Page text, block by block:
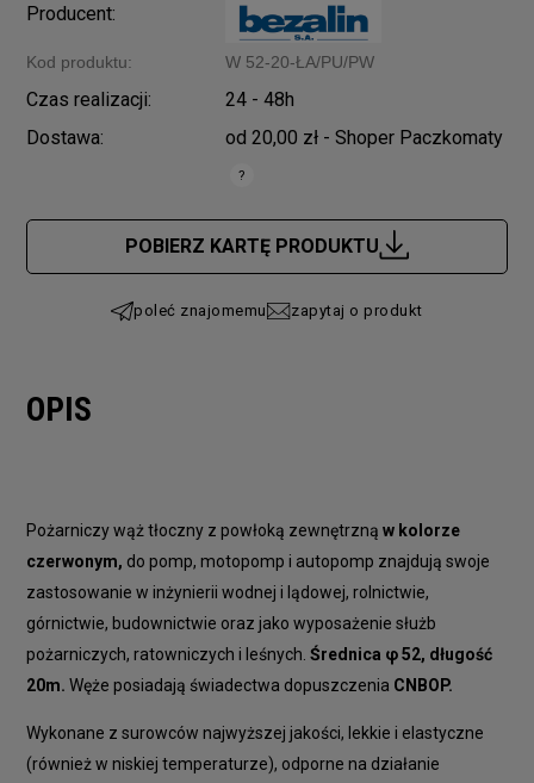
Producent:
Kod produktu: W 52-20-ŁA/PU/PW
Czas realizacji:
24 - 48h
Dostawa:
od 20,00 zł - Shoper Paczkomaty
Cena nie zawiera ewentualnych kosztów płatności
POBIERZ KARTĘ PRODUKTU
poleć znajomemu zapytaj o produkt
OPIS
Pożarniczy wąż tłoczny z powłoką zewnętrzną w kolorze
czerwonym, do pomp, motopomp i autopomp znajdują swoje
zastosowanie w inżynierii wodnej i lądowej, rolnictwie,
górnictwie, budownictwie oraz jako wyposażenie służb
pożarniczych, ratowniczych i leśnych. Średnica φ 52, długość
20m. Węże posiadają świadectwa dopuszczenia CNBOP.
Wykonane z surowców najwyższej jakości, lekkie i elastyczne
(również w niskiej temperaturze), odporne na działanie